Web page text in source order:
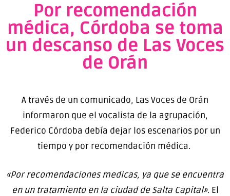
Por recomendación
médica, Córdoba se toma
un descanso de Las Voces
de Orán
A través de un comunicado, Las Voces de Orán
informaron que el vocalista de la agrupación,
Federico Córdoba debía dejar los escenarios por un
tiempo y por recomendación médica.
«Por recomendaciones medicas, ya que se encuentra
en un tratamiento en la ciudad de Salta Capital». El